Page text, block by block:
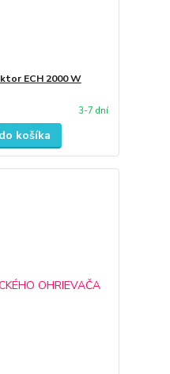
ECH 2000 W
3-7 dní
košíka